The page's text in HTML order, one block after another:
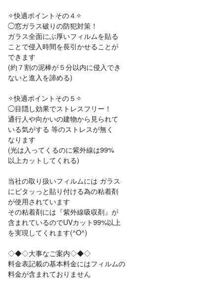
✧快適ポイントその４✧
◯窓ガラス破りの防犯対策！
ガラス全面にぶ厚いフィルムを貼る
ことで侵入時間を長引かせることが
できます
(約７割の泥棒が５分以内に侵入でき
ないと進入を諦める)
✧快適ポイントその５✧
◯目隠し効果でストレスフリー！
通行人や向かいの建物から見られて
いる気がする 等のストレスが無く
なります
(光は入ってくるのに紫外線は99%
以上カットしてくれる)
当社の取り扱いフィルムには ガラス
にピタッっと貼り付ける為の粘着剤
が使用されています
その粘着剤には『紫外線吸収剤』が
含まれているのでUVカット99%以上
を実現してくれます(^O^)
◇◆◇大事なご案内◇◆◇
料金表記載の基本料金にはフィルムの
料金が含まれておりません